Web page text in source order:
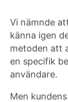
Vi nämnde
känna igen
metoden att
en specifik
användare.
Men